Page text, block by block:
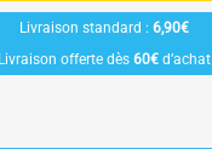
Livraison standard : 6,90€
Livraison offerte dès 60€ d’achat